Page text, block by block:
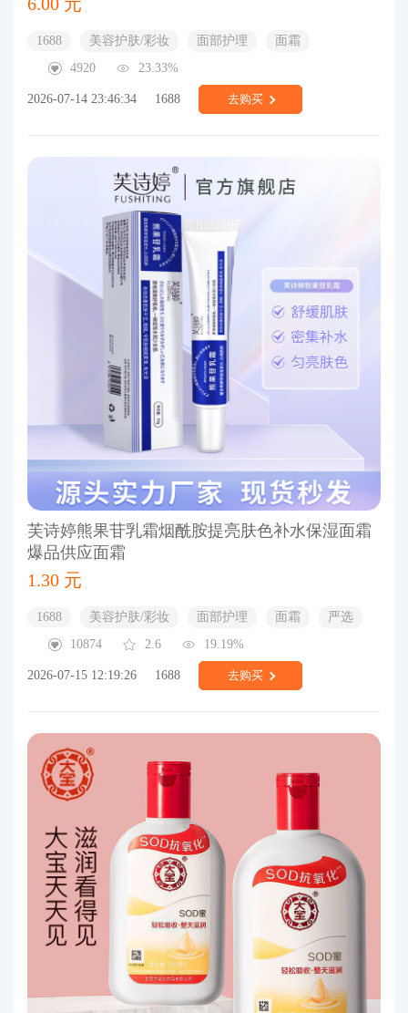
1688 美容护肤/彩妆 面部护理
面霜
4920
23.33%
2026-07-14 23:46:34 1688 去购买
芙诗婷熊果苷乳霜烟酰胺提亮肤色补水保湿面霜
爆品供应面霜
1.30 元
1688 美容护肤/彩妆 面部护理 面霜
严选
10874
2.6 19.19%
2026-07-15 12:19:26 1688 去购买